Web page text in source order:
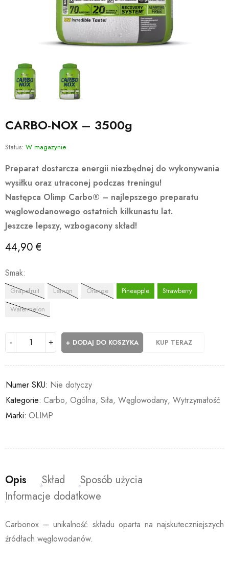
CARBO-NOX – 3500g
Status: W magazynie
Preparat dostarcza energii niezbędnej do wykonywania
wysiłku oraz utraconej podczas treningu!
Następca Olimp Carbo® – najlepszego preparatu
węglowodanowego ostatnich kilkunastu lat.
Jeszcze lepszy, wzbogacony skład!
44,90€
Smak
Grapefruit Lemon Orange Pineapple
Strawberry
Watermelon
DODAJ DO KOSZYKA KUP TERAZ
Numer SKU: Nie dotyczy
Kategorie: Carbo, Ogólna, Siła, Węglowodany, Wytrzymałość
Marki: OLIMP
Opis Skład
Sposób użycia
Informacje dodatkowe
Carbonox – unikalność składu oparta na najskuteczniejszych
źródłach węglowodanów.